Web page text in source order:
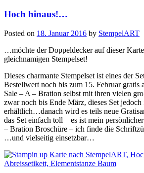
Hoch hinaus!…
Posted on 18. Januar 2016 by StempelART
…möchte der Doppeldecker auf dieser
gleichnamigen Stempelset!
Dieses charmante Stempelset ist eines der
Bestellwert noch bis zum 15. Februar gratis
Sale – A – Bration selbst mit ihren vielen
zwar noch bis Ende März, dieses Set
erhältlich…danach wird es teils neue
das Set einfach toll – es ist mein
– Bration Broschüre – ich finde die
…und vielseitig einsetzbar…